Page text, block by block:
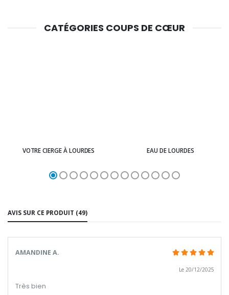
CATÉGORIES COUPS DE CŒUR
VOTRE CIERGE À LOURDES EAU DE LOURDES
AVIS SUR CE PRODUIT (49)
AMANDINE A.
Le 20/12/2025
Très bien